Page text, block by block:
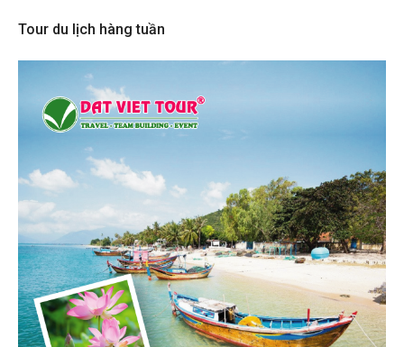
Tour du lịch hàng tuần